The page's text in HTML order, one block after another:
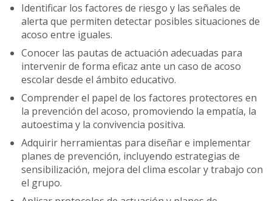
Identificar los factores de riesgo y las señales de
alerta que permiten detectar posibles situaciones de
acoso entre iguales.
Conocer las pautas de actuación adecuadas para
intervenir de forma eficaz ante un caso de acoso
escolar desde el ámbito educativo.
Comprender el papel de los factores protectores en
la prevención del acoso, promoviendo la empatía, la
autoestima y la convivencia positiva.
Adquirir herramientas para diseñar e implementar
planes de prevención, incluyendo estrategias de
sensibilización, mejora del clima escolar y trabajo con
el grupo.